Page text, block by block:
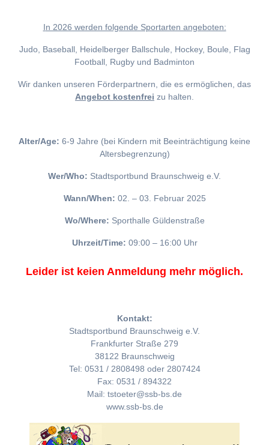
In 2026 werden folgende Sportarten angeboten:
Judo, Baseball, Heidelberger Ballschule, Hockey, Boule, Flag
Football, Rugby und Badminton
Wir danken unseren Förderpartnern, die es ermöglichen, das
Angebot kostenfrei zu halten.
Alter/Age: 6-9 Jahre (bei Kindern mit Beeinträchtigung keine
Altersbegrenzung)
Wer/Who: Stadtsportbund Braunschweig e.V.
Wann/When: 02. – 03. Februar 2025
Wo/Where: Sporthalle Güldenstraße
Uhrzeit/Time: 09:00 – 16:00 Uhr
Leider ist keien Anmeldung mehr möglich.
Kontakt:
Stadtsportbund Braunschweig e.V.
Frankfurter Straße 279
38122 Braunschweig
Tel: 0531 / 2808498 oder 2807424
Fax: 0531 / 894322
Mail: tstoeter@ssb-bs.de
www.ssb-bs.de